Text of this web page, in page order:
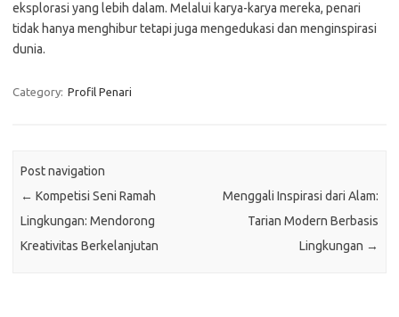
eksplorasi yang lebih dalam. Melalui karya-karya mereka, penari
tidak hanya menghibur tetapi juga mengedukasi dan menginspirasi
dunia.
Category: Profil Penari
Post navigation
← Kompetisi Seni Ramah
Lingkungan: Mendorong
Kreativitas Berkelanjutan
Menggali Inspirasi dari Alam:
Tarian Modern Berbasis
Lingkungan →